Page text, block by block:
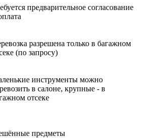
предварительное согласование
разрешена только в багажном
(по запросу)
инструменты можно
в салоне, крупные - в
отсеке
предметы